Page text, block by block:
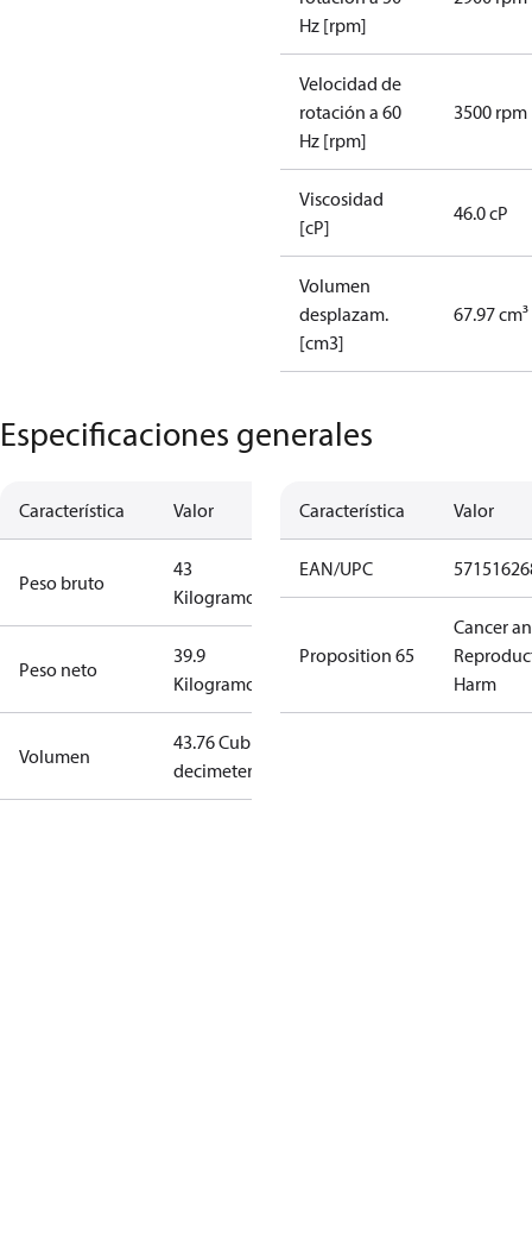
Hz [rpm]
Velocidad de
rotación a 60
Hz [rpm]
3500 rpm
Viscosidad
[cP]
46.0 cP
Volumen
desplazam.
[cm3]
67.97 cm³
Especificaciones generales
Característica Valor
Peso bruto
43
Kilogramo
Peso neto
39.9
Kilogramo
Volumen
43.76 Cubic
decimeter
Característica Valor
EAN/UPC
Proposition 65
Cancer
Harm